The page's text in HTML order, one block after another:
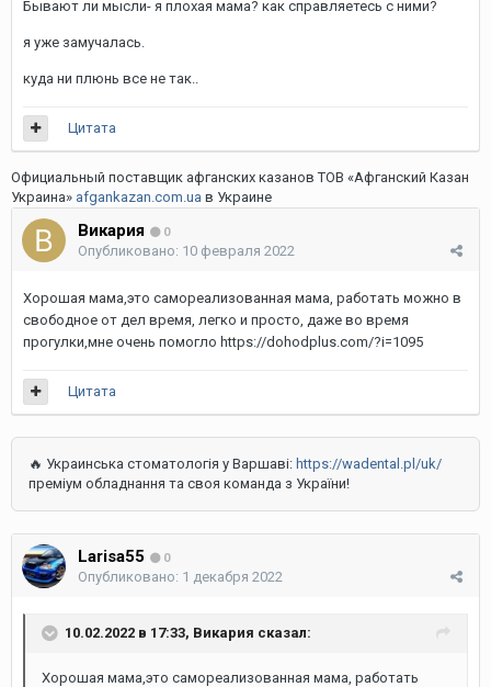
Бывают ли мысли- я плохая мама? как справляетесь с ними?
я уже замучалась.
куда ни плюнь все не так..
Цитата
Официальный поставщик афганских казанов ТОВ «Афганский Казан
Украина» afgankazan.com.ua в Украине
Викария 0
Опубликовано: 10 февраля 2022
Хорошая мама,это самореализованная мама, работать можно в
свободное от дел время, легко и просто, даже во время
прогулки,мне очень помогло https://dohodplus.com/?i=1095
Цитата
🔥 Украинська стоматологія у Варшаві: https://wadental.pl/uk/
преміум обладнання та своя команда з України!
Larisa55 0
Опубликовано: 1 декабря 2022
10.02.2022 в 17:33, Викария сказал:
Хорошая мама,это самореализованная мама, работать